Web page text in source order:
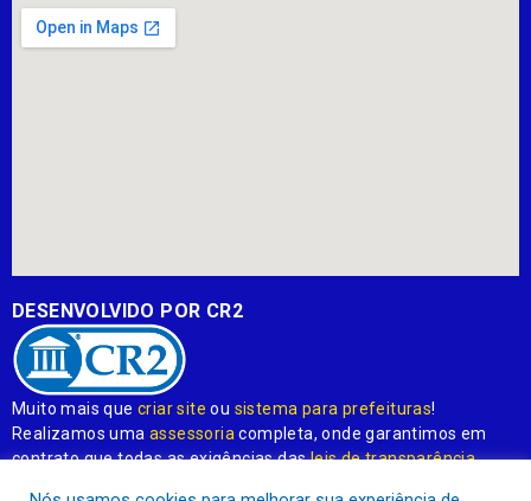
DESENVOLVIDO POR CR2
Muito mais quecriar site ou sistema para prefeituras!
Realizamos umaassessoriacompleta, onde garantimos em
contrato que todas as exigências dasleis de transparência